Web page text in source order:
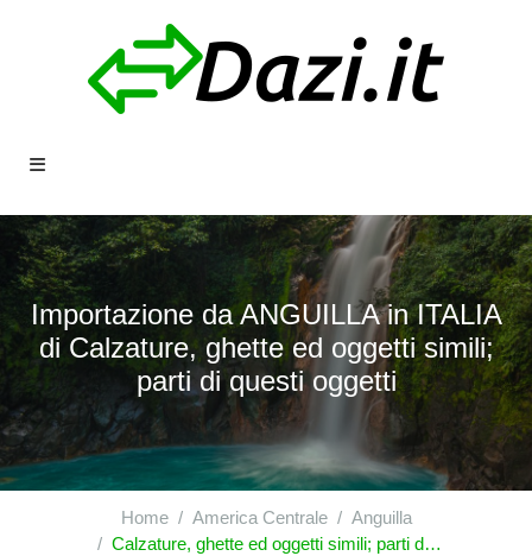
Importazione da ANGUILLA in ITALIA
di Calzature, ghette ed oggetti simili;
parti di questi oggetti
Home America Centrale
Anguilla
Calzature, ghette ed oggetti simili; parti di questi oggetti